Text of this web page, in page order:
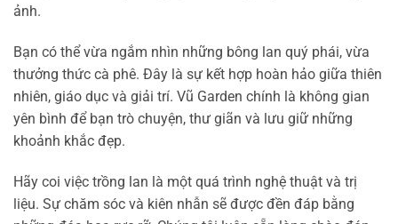
ảnh.
Bạn có thể vừa ngắm nhìn những bông lan quý phái, vừa
thưởng thức cà phê. Đây là sự kết hợp hoàn hảo giữa thiên
nhiên, giáo dục và giải trí. Vũ Garden chính là không gian
yên bình để bạn trò chuyện, thư giãn và lưu giữ những
khoảnh khắc đẹp.
Hãy coi việc trồng lan là một quá trình nghệ thuật và trị
liệu. Sự chăm sóc và kiên nhẫn sẽ được đền đáp bằng